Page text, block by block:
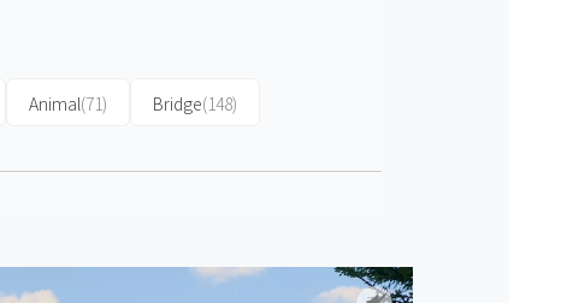
Animal(71) Bridge(148)